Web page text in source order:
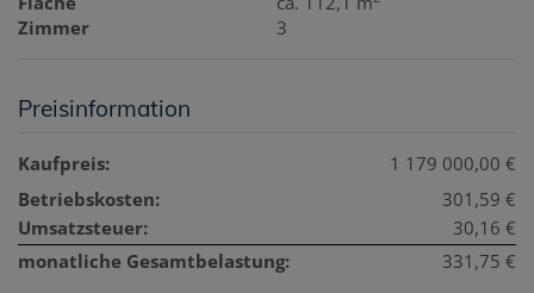
Zimmer 3
Preisinformation
Kaufpreis:
1 179 000,00 €
Betriebskosten:
301,59 €
Umsatzsteuer:
30,16 €
monatliche Gesamtbelastung:
331,75 €